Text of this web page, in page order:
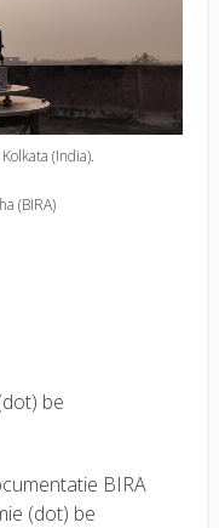
(India).
(BIRA)
be
BIRA
(dot) be